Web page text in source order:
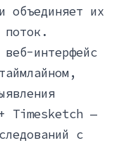
объединяет их
поток.
веб-интерфейс
Timesketch —
с